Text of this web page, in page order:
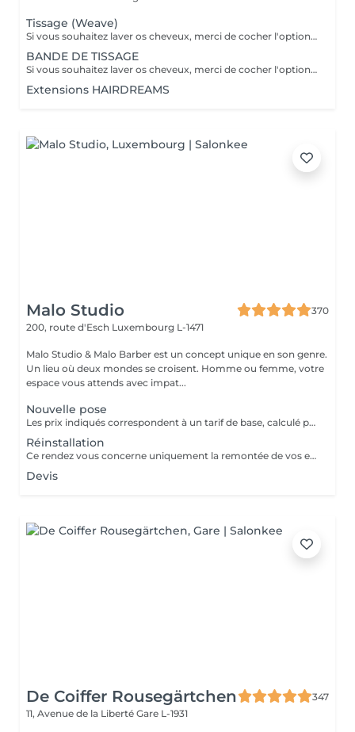
Tissage (Weave)
Si vous souhaitez laver os cheveux, merci de cocher l'option correspondante dans les prestations et combiner avec la coiffure selon ce qui est disponible. merci de contacter le salon pour vérifier la disponibilité des cheveux. Important: cheveux sans tresse ni noeuds à l'arrivée; tout noeuds ou tressage entraîne l'annulation et 50% de la prestation est retenu. Toute arrivée retardée de 15-30 minutes ou plus entraînera l'annulation automatique du rendez-vous.
BANDE DE TISSAGE
Si vous souhaitez laver os cheveux, merci de cocher l'option correspondante dans les prestations et combiner avec la coiffure selon ce qui est disponible. merci de contacter le salon pour vérifier la disponibilité des cheveux. Important: cheveux sans tresse ni noeuds à l'arrivée; tout noeuds ou tressage entraîne l'annulation et 50% de la prestation est retenu. Toute arrivée retardée de 15-30 minutes ou plus entraînera l'annulation automatique du rendez-vous.
Extensions HAIRDREAMS
Malo Studio
370
200, route d'Esch Luxembourg L-1471
Malo Studio & Malo Barber est un concept unique en son genre.
Un lieu où deux mondes se croisent. Homme ou femme, votre
espace vous attends avec impat...
Nouvelle pose
Les prix indiqués correspondent à un tarif de base, calculé pour 1 rangée avec 2 mèches, soit le minimum pour un apport de volume uniquement. Un diagnostic personnalisé est réalisé avant chaque prestation. Le tarif final varie en fonction : - de la densité de vos cheveux, -de leur longueur, -du nombre de rangées nécessaires -du résultat souhaité.
Réinstallation
Ce rendez vous concerne uniquement la remontée de vos extensions déjà posées. Aucune nouvelle installation incluse, pour une pose complète ou de nouveaux cheveux, merci de réserver le service "nouvelle pose"
Devis
De Coiffer Rousegärtchen
347
11, Avenue de la Liberté Gare L-1931